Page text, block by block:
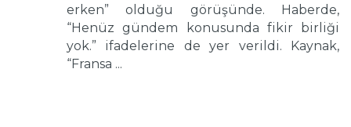
erken” olduğu görüşünde. Haberde,
“Henüz gündem konusunda fikir birliği
yok.” ifadelerine de yer verildi. Kaynak,
“Fransa ...